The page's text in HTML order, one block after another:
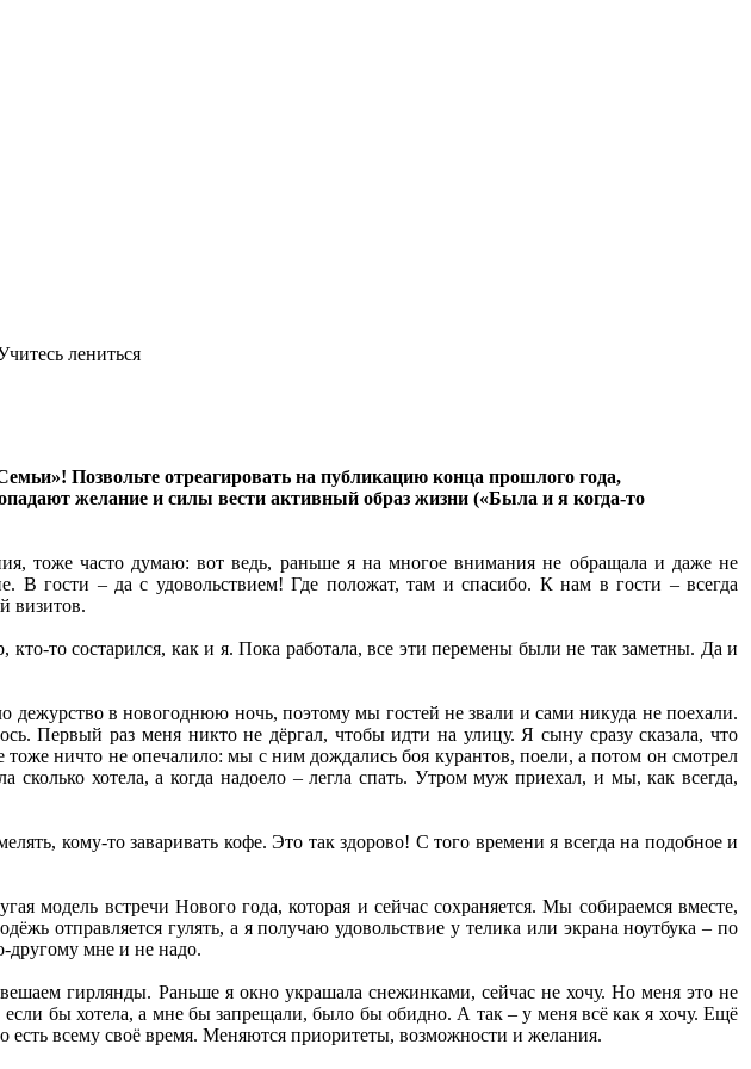
лениться
Позвольте отреагировать на публикацию конца прошлого года,
желание и силы вести активный образ жизни («Была и я когда-то
тоже часто думаю: вот ведь, раньше я на многое внимания не обращала и даже не
В гости – да с удовольствием! Где положат, там и спасибо. К нам в гости – всегда
визитов.
то состарился, как и я. Пока работала, все эти перемены были не так заметны. Да и
в новогоднюю ночь, поэтому мы гостей не звали и сами никуда не поехали.
Первый раз меня никто не дёргал, чтобы идти на улицу. Я сыну сразу сказала, что
ничто не опечалило: мы с ним дождались боя курантов, поели, а потом он смотрел
сколько хотела, а когда надоело – легла спать. Утром муж приехал, и мы, как всегда,
кому-то заваривать кофе. Это так здорово! С того времени я всегда на подобное и
модель встречи Нового года, которая и сейчас сохраняется. Мы собираемся вместе,
отправляется гулять, а я получаю удовольствие у телика или экрана ноутбука – по
другому мне и не надо.
гирлянды. Раньше я окно украшала снежинками, сейчас не хочу. Но меня это не
бы хотела, а мне бы запрещали, было бы обидно. А так – у меня всё как я хочу. Ещё
есть всему своё время. Меняются приоритеты, возможности и желания.